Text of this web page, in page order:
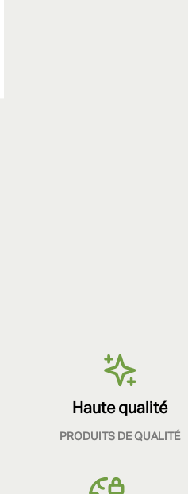
Haute qualité
PRODUITS DE QUALITÉ